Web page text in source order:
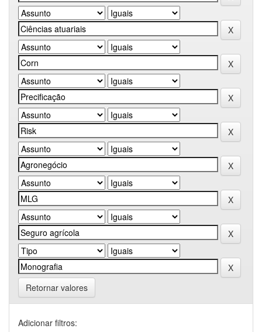
Retornar valores
Adicionar filtros: